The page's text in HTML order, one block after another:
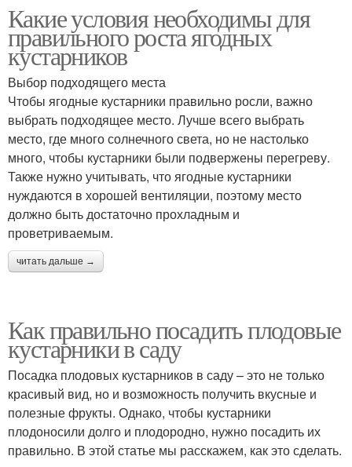
Какие условия необходимы для
правильного роста ягодных
кустарников
Выбор подходящего места
Чтобы ягодные кустарники правильно росли, важно
выбрать подходящее место. Лучше всего выбрать
место, где много солнечного света, но не настолько
много, чтобы кустарники были подвержены перегреву.
Также нужно учитывать, что ягодные кустарники
нуждаются в хорошей вентиляции, поэтому место
должно быть достаточно прохладным и
проветриваемым.
читать дальше →
Как правильно посадить плодовые
кустарники в саду
Посадка плодовых кустарников в саду – это не только
красивый вид, но и возможность получить вкусные и
полезные фрукты. Однако, чтобы кустарники
плодоносили долго и плодородно, нужно посадить их
правильно. В этой статье мы расскажем, как это сделать.